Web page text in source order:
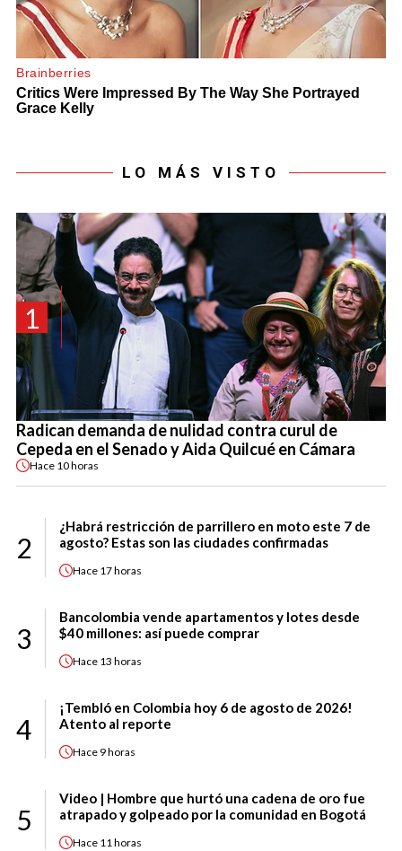
LO MÁS VISTO
1
Radican demanda de nulidad contra curul de
Cepeda en el Senado y Aida Quilcué en Cámara
Hace 10 horas
2
¿Habrá restricción de parrillero en moto este 7 de
agosto? Estas son las ciudades confirmadas
Hace 17 horas
3
Bancolombia vende apartamentos y lotes desde
$40 millones: así puede comprar
Hace 13 horas
4
¡Tembló en Colombia hoy 6 de agosto de 2026!
Atento al reporte
Hace 9 horas
5
Video | Hombre que hurtó una cadena de oro fue
atrapado y golpeado por la comunidad en Bogotá
Hace 11 horas